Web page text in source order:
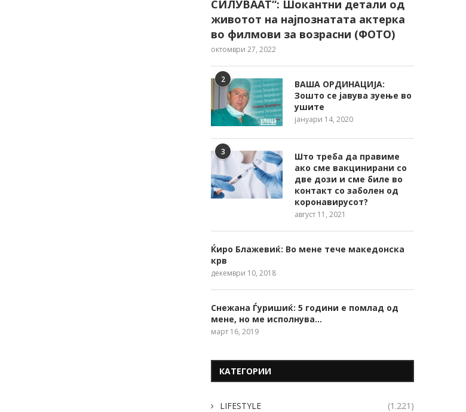
СИЛУВААТ“: Шокантни детали од
животот на најпознатата актерка
во филмови за возрасни (ФОТО)
октомври 27, 2022
2
ВАША ОРДИНАЦИЈА:
Зошто се јавува зуење во
ушите
јануари 14, 2020
3
Што треба да правиме
ако сме вакцинирани со
две дози и сме биле во
контакт со заболен од
коронавирусот?
август 11, 2021
Ќиро Блажевиќ: Во мене тече македонска
крв
декември 10, 2018
Снежана Ѓуришиќ: 5 години е помлад од
мене, но ме исполнува…
март 16, 2019
КАТЕГОРИИ
LIFESTYLE (1.221)